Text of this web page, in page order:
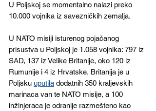
U Poljskoj se momentalno nalazi preko
10.000 vojnika iz savezničkih zemalja.
U NATO misiji isturenog pojačanog
prisustva u Poljskoj je 1.058 vojnika: 797 iz
SAD, 137 iz Velike Britanije, oko 120 iz
Rumunije i 4 iz Hrvatske. Britanija je u
Poljsku uputila dodatnih 350 kraljevskih
marinaca van te NATO misije, a 100
inžinjeraca je odranije razmešteno kao